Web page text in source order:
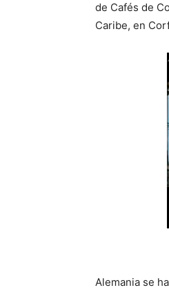
de Cafés de
Caribe, en
Alemania se